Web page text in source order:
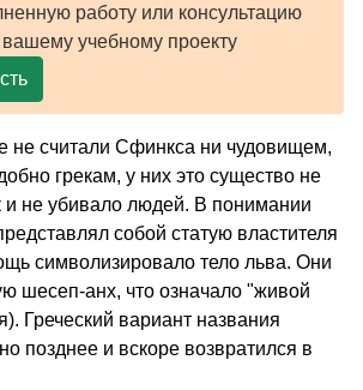
работу или консультацию
учебному проекту
не считали Сфинкса ни чудовищем,
грекам, у них это существо не
и не убивало людей. В понимании
собой статую властителя
символизировало тело льва. Они
шесеп-анх, что означало "живой
Греческий вариант названия
позднее и вскоре возвратился в